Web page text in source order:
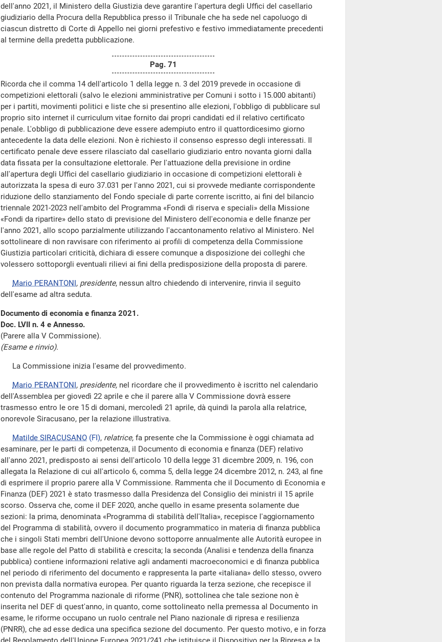
dell'anno 2021, il Ministero della Giustizia deve garantire l'apertura degli Uffici del casellario
giudiziario della Procura della Repubblica presso il Tribunale che ha sede nel capoluogo di
ciascun distretto di Corte di Appello nei giorni prefestivo e festivo immediatamente precedenti
al termine della predetta pubblicazione.
Pag. 71
Ricorda che il comma 14 dell'articolo 1 della legge n. 3 del 2019 prevede in occasione di
competizioni elettorali (salvo le elezioni amministrative per Comuni i sotto i 15.000 abitanti)
per i partiti, movimenti politici e liste che si presentino alle elezioni, l'obbligo di pubblicare sul
proprio sito internet il curriculum vitae fornito dai propri candidati ed il relativo certificato
penale. L'obbligo di pubblicazione deve essere adempiuto entro il quattordicesimo giorno
antecedente la data delle elezioni. Non è richiesto il consenso espresso degli interessati. Il
certificato penale deve essere rilasciato dal casellario giudiziario entro novanta giorni dalla
data fissata per la consultazione elettorale. Per l'attuazione della previsione in ordine
all'apertura degli Uffici del casellario giudiziario in occasione di competizioni elettorali è
autorizzata la spesa di euro 37.031 per l'anno 2021, cui si provvede mediante corrispondente
riduzione dello stanziamento del Fondo speciale di parte corrente iscritto, ai fini del bilancio
triennale 2021-2023 nell'ambito del Programma «Fondi di riserva e speciali» della Missione
«Fondi da ripartire» dello stato di previsione del Ministero dell'economia e delle finanze per
l'anno 2021, allo scopo parzialmente utilizzando l'accantonamento relativo al Ministero. Nel
sottolineare di non ravvisare con riferimento ai profili di competenza della Commissione
Giustizia particolari criticità, dichiara di essere comunque a disposizione dei colleghi che
volessero sottoporgli eventuali rilievi ai fini della predisposizione della proposta di parere.
Mario PERANTONI, presidente, nessun altro chiedendo di intervenire, rinvia il seguito
dell'esame ad altra seduta.
Documento di economia e finanza 2021.
Doc. LVII n. 4 e Annesso.
(Parere alla V Commissione).
(Esame e rinvio).
La Commissione inizia l'esame del provvedimento.
Mario PERANTONI, presidente, nel ricordare che il provvedimento è iscritto nel calendario
dell'Assemblea per giovedì 22 aprile e che il parere alla V Commissione dovrà essere
trasmesso entro le ore 15 di domani, mercoledì 21 aprile, dà quindi la parola alla relatrice,
onorevole Siracusano, per la relazione illustrativa.
Matilde SIRACUSANO (FI), relatrice, fa presente che la Commissione è oggi chiamata ad
esaminare, per le parti di competenza, il Documento di economia e finanza (DEF) relativo
all'anno 2021, predisposto ai sensi dell'articolo 10 della legge 31 dicembre 2009, n. 196, con
allegata la Relazione di cui all'articolo 6, comma 5, della legge 24 dicembre 2012, n. 243, al fine
di esprimere il proprio parere alla V Commissione. Rammenta che il Documento di Economia e
Finanza (DEF) 2021 è stato trasmesso dalla Presidenza del Consiglio dei ministri il 15 aprile
scorso. Osserva che, come il DEF 2020, anche quello in esame presenta solamente due
sezioni: la prima, denominata «Programma di stabilità dell'Italia», recepisce l'aggiornamento
del Programma di stabilità, ovvero il documento programmatico in materia di finanza pubblica
che i singoli Stati membri dell'Unione devono sottoporre annualmente alle Autorità europee in
base alle regole del Patto di stabilità e crescita; la seconda (Analisi e tendenza della finanza
pubblica) contiene informazioni relative agli andamenti macroeconomici e di finanza pubblica
nel periodo di riferimento del documento e rappresenta la parte «italiana» dello stesso, ovvero
non prevista dalla normativa europea. Per quanto riguarda la terza sezione, che recepisce il
contenuto del Programma nazionale di riforme (PNR), sottolinea che tale sezione non è
inserita nel DEF di quest'anno, in quanto, come sottolineato nella premessa al Documento in
esame, le riforme occupano un ruolo centrale nel Piano nazionale di ripresa e resilienza
(PNRR), che ad esse dedica una specifica sezione del documento. Per questo motivo, e in forza